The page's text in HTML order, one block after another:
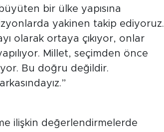
bir ülke yapısına
yakinen takip ediyoruz.
olarak ortaya çıkıyor, onlar
Millet, seçimden önce
Bu doğru değildir.
ilişkin değerlendirmelerde